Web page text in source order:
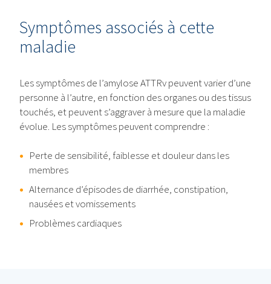
Symptômes associés à cette
maladie
Les symptômes de l’amylose ATTRv peuvent varier d’une
personne à l’autre, en fonction des organes ou des tissus
touchés, et peuvent s’aggraver à mesure que la maladie
évolue. Les symptômes peuvent comprendre :
Perte de sensibilité, faiblesse et douleur dans les
membres
Alternance d’épisodes de diarrhée, constipation,
nausées et vomissements
Problèmes cardiaques